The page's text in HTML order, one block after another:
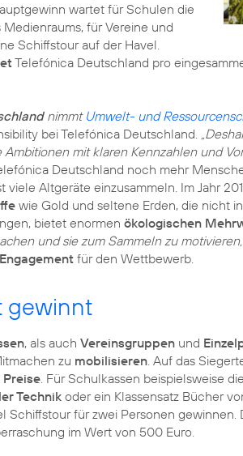
wartet für Schulen die
für Vereine und
Schiffstour auf der Havel.
Telefónica Deutschland pro
nimmt Umwelt- und
bei Telefónica Deutschland.
mit klaren Kennzahlenund
Deutschland noch mehr
viele Altgeräte einzusammeln. Im Jahr
wie Gold und seltene Erden, die nicht
bietet enormen ökologischen
und sie zum Sammeln zu
Engagement für den Wettbewerb.
gewinnt
, als auch Vereinsgruppen und
zu mobilisieren. Auf das
. Für Schulkassen beispielsweise
Technik oder ein Klassensatz Bücher
Schiffstour für zwei Personen gewinnen.
im Wert von 500 Euro.